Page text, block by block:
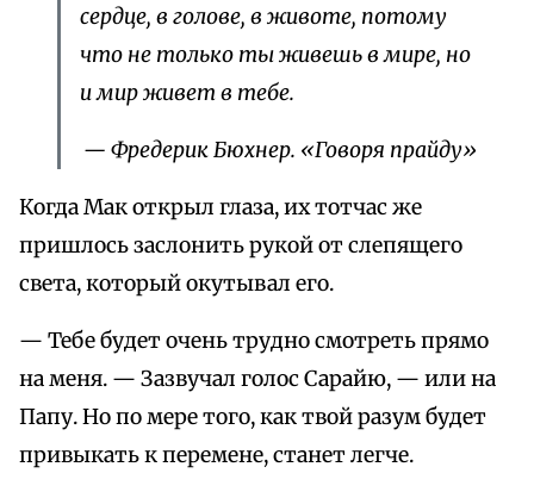
сердце, в голове, в животе, потому
что не только ты живешь в мире, но
и мир живет в тебе.
— Фредерик Бюхнер. «Говоря прайду»
Когда Мак открыл глаза, их тотчас же
пришлось заслонить рукой от слепящего
света, который окутывал его.
— Тебе будет очень трудно смотреть прямо
на меня. — Зазвучал голос Сарайю, — или на
Папу. Но по мере того, как твой разум будет
привыкать к перемене, станет легче.